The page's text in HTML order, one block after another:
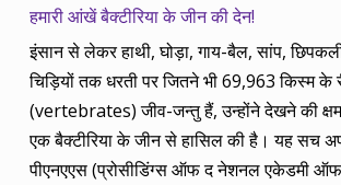
हमारी आंखें बैक्टीरिया के जीन की देन!
इंसान से लेकर हाथी, घोड़ा, गाय-बैल, सांप,
चिड़ियों तक धरती पर जितने भी 69,963 किस्म के
(vertebrates) जीव-जन्तु हैं, उन्होंने देखने की
एक बैक्टीरिया के जीन से हासिल की है। यह सच
पीएनएएस (प्रोसीडिंग्स ऑफ द नेशनल एकेडमी